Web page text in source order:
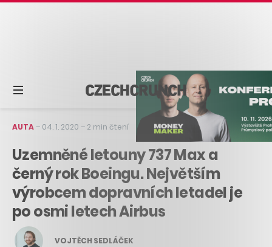
AUTA– 04. 1. 2020 – 2 min čtení
Uzemněné letouny 737 Max a
černý rok Boeingu. Největším
výrobcem dopravních letadel je
po osmi letech Airbus
VOJTĚCH SEDLÁČEK